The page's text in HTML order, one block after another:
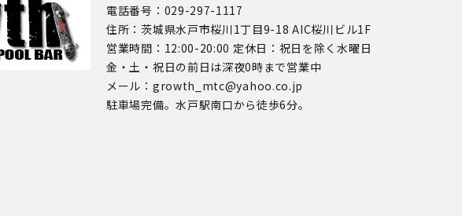
電話番号：029-297-1117
住所：茨城県水戸市桜川1丁目9-18 AIC桜川ビル1F
営業時間：12:00-20:00 定休日：祝日を除く水曜日
金・土・祝日の前日は深夜0時まで営業中
メール：growth_mtc@yahoo.co.jp
駐車場完備。水戸駅南口から徒歩6分。